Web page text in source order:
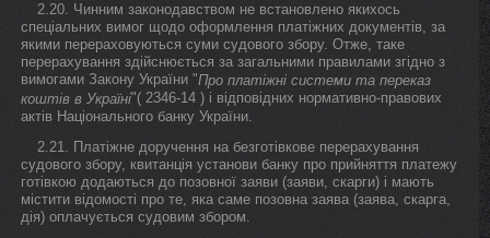
2.20. Чинним законодавством не встановлено якихось
спеціальних вимог щодо оформлення платіжних документів, за
якими перераховуються суми судового збору. Отже, таке
перерахування здійснюється за загальними правилами згідно з
вимогами Закону України "Про платіжні системи та переказ
коштів в Україні"( 2346-14 ) і відповідних нормативно-правових
актів Національного банку України.
2.21. Платіжне доручення на безготівкове перерахування
судового збору, квитанція установи банку про прийняття платежу
готівкою додаються до позовної заяви (заяви, скарги) і мають
містити відомості про те, яка саме позовна заява (заява, скарга,
дія) оплачується судовим збором.